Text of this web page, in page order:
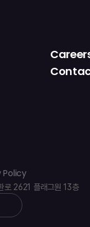
Policy
로 2621 플래그원 13층